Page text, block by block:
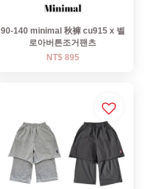
90-140 minimal 秋褲 cu915 x 벨
로아버튼조거팬츠
NT$ 895